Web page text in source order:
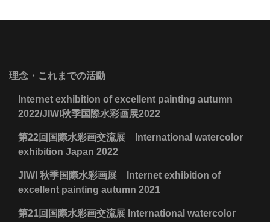
理念・これまでの活動
Internet exhibition of excellent painting autumn
2022/JIWI秋季国際水彩画展2022
第22回国際水彩画交流展 International watercolor
exhibition Japan 2022
JIWI 秋季国際水彩画展 Internet exhibition of
excellent painting autumn 2021
第21回国際水彩画交流展 International watercolor